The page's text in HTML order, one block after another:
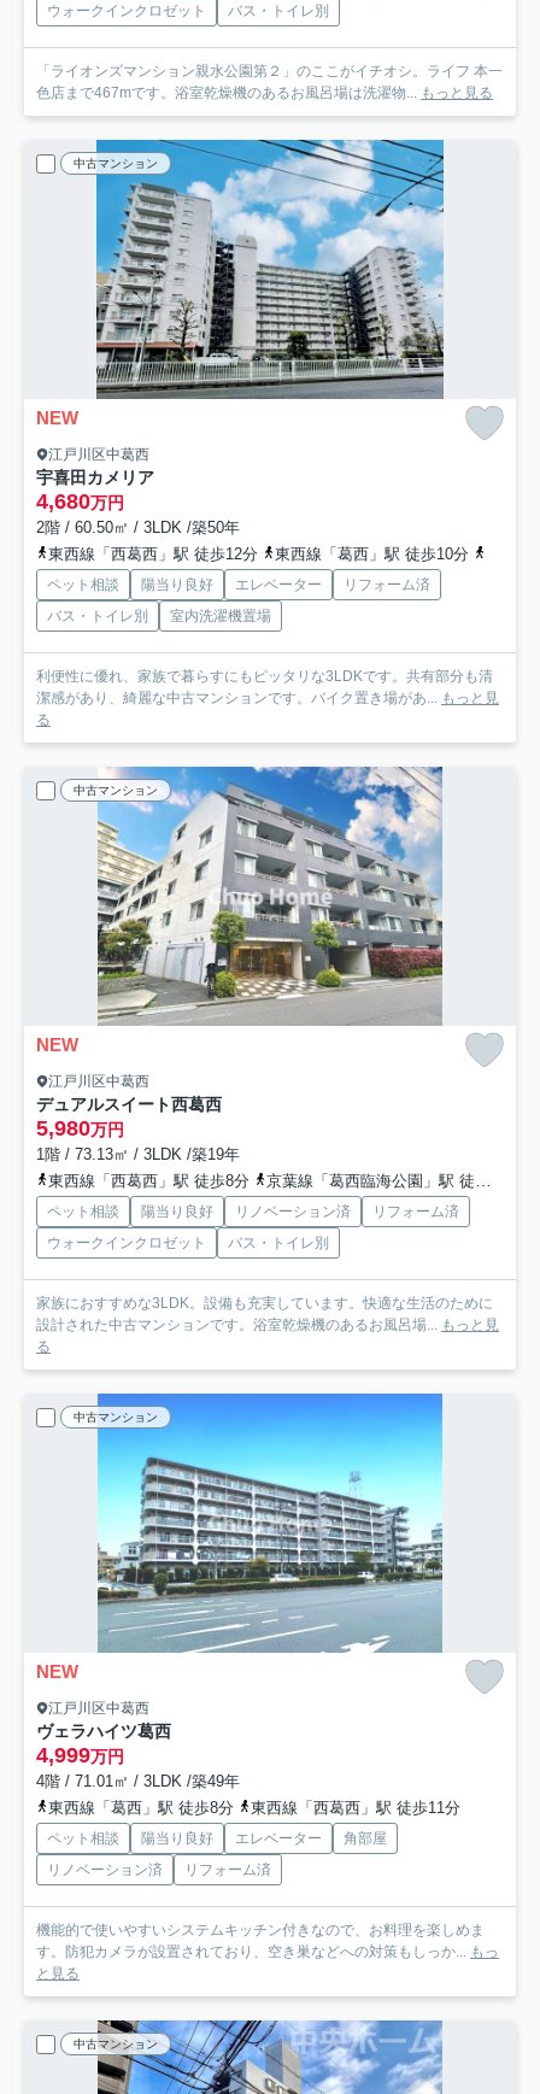
ウォークインクロゼット
バス・トイレ別
「ライオンズマンション親水公園第２」のここがイチオシ。ライフ 本一
色店まで467mです。浴室乾燥機のあるお風呂場は洗濯物... もっと見る
中古マンション
NEW
江戸川区中葛西
宇喜田カメリア
4,680万円
2階 / 60.50㎡ / 3LDK /築50年
東西線「西葛西」駅 徒歩12分
東西線「葛西」駅 徒歩10分
ペット相談 陽当り良好 エレベーター
リフォーム済
バス・トイレ別
室内洗濯機置場
利便性に優れ、家族で暮らすにもピッタリな3LDKです。共有部分も清
潔感があり、綺麗な中古マンションです。バイク置き場があ... もっと見
る
中古マンション
NEW
江戸川区中葛西
デュアルスイート西葛西
5,980万円
1階 / 73.13㎡ / 3LDK /築19年
東西線「西葛西」駅 徒歩8分
京葉線「葛西臨海公園」駅 徒歩36分
ペット相談 陽当り良好 リノベーション済
リフォーム済
ウォークインクロゼット
バス・トイレ別
家族におすすめな3LDK。設備も充実しています。快適な生活のために
設計された中古マンションです。浴室乾燥機のあるお風呂場... もっと見
る
中古マンション
NEW
江戸川区中葛西
ヴェラハイツ葛西
4,999万円
4階 / 71.01㎡ / 3LDK /築49年
東西線「葛西」駅 徒歩8分
東西線「西葛西」駅 徒歩11分
ペット相談 陽当り良好 エレベーター
角部屋
リノベーション済
リフォーム済
機能的で使いやすいシステムキッチン付きなので、お料理を楽しめま
す。防犯カメラが設置されており、空き巣などへの対策もしっか... もっ
と見る
中古マンション